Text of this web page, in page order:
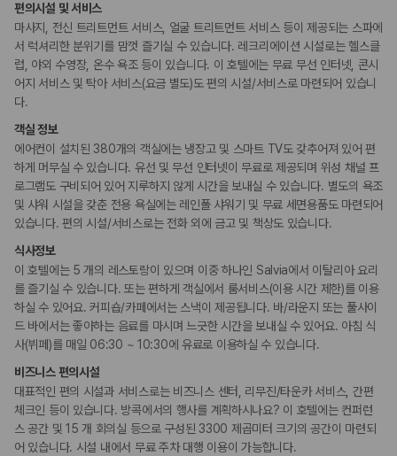
제주 렌트카 예약
국내 렌트카 가격비교
해외 렌트카 가격비교
카모아 사이트맵
리셉션 서비스
다국어 구사 가능 직원
주차 대행
콘시어지 서비스
리무진 또는 타운카 서비스 이용가능
간편 체크인/체크아웃
웰빙 및 피트니스
피트니스/헬스시설
사우나/스파
액티비티
골프시설
테니스장
요가/필라테스
돌봄 서비스
비즈니스
비즈니스 센터
편의시설 및 서비스
마사지, 전신 트리트먼트 서비스, 얼굴 트리트먼트 서비스 등이 제공되는 스파에
서 럭셔리한 분위기를 맘껏 즐기실 수 있습니다. 레크리에이션 시설로는 헬스클
럽, 야외 수영장, 온수 욕조 등이 있습니다. 이 호텔에는 무료 무선 인터넷, 콘시
어지 서비스 및 탁아 서비스(요금 별도)도 편의 시설/서비스로 마련되어 있습니
다.
객실 정보
에어컨이 설치된 380개의 객실에는 냉장고 및 스마트 TV도 갖추어져 있어 편
하게 머무실 수 있습니다. 유선 및 무선 인터넷이 무료로 제공되며 위성 채널 프
로그램도 구비되어 있어 지루하지 않게 시간을 보내실 수 있습니다. 별도의 욕조
및 샤워 시설을 갖춘 전용 욕실에는 레인폴 샤워기 및 무료 세면용품도 마련되어
있습니다. 편의 시설/서비스로는 전화 외에 금고 및 책상도 있습니다.
식사정보
이 호텔에는 5 개의 레스토랑이 있으며 이중 하나인 Salvia에서 이탈리아 요리
를 즐기실 수 있습니다. 또는 편하게 객실에서 룸서비스(이용 시간 제한)를 이용
하실 수 있어요. 커피숍/카페에서는 스낵이 제공됩니다. 바/라운지 또는 풀사이
드 바에서는 좋아하는 음료를 마시며 느긋한 시간을 보내실 수 있어요. 아침 식
사(뷔페)를 매일 06:30 ~ 10:30에 유료로 이용하실 수 있습니다.
비즈니스 편의시설
대표적인 편의 시설과 서비스로는 비즈니스 센터, 리무진/타운카 서비스, 간편
체크인 등이 있습니다. 방콕에서의 행사를 계획하시나요? 이 호텔에는 컨퍼런
스 공간 및 15 개 회의실 등으로 구성된 3300 제곱미터 크기의 공간이 마련되
어 있습니다. 시설 내에서 무료 주차 대행 이용이 가능합니다.